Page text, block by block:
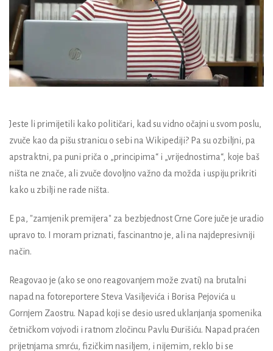
Jeste li primijetili kako političari, kad su vidno očajni u svom poslu,
zvuče kao da pišu stranicu o sebi na Wikipediji? Pa su ozbiljni, pa
apstraktni, pa puni priča o „principima“ i „vrijednostima“, koje baš
ništa ne znače, ali zvuče dovoljno važno da možda i uspiju prikriti
kako u zbilji ne rade ništa.
E pa, "zamjenik premijera" za bezbjednost Crne Gore juče je uradio
upravo to. I moram priznati, fascinantno je, ali na najdepresivniji
način.
Reagovao je (ako se ono reagovanjem može zvati) na brutalni
napad na fotoreportere Steva Vasiljevića i Borisa Pejovića u
Gornjem Zaostru. Napad koji se desio usred uklanjanja spomenika
četničkom vojvodi i ratnom zločincu Pavlu Đurišiću. Napad praćen
prijetnjama smrću, fizičkim nasiljem, i nijemim, reklo bi se